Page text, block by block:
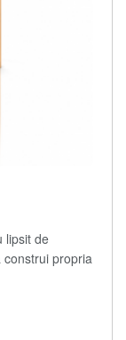
lipsit de
propria